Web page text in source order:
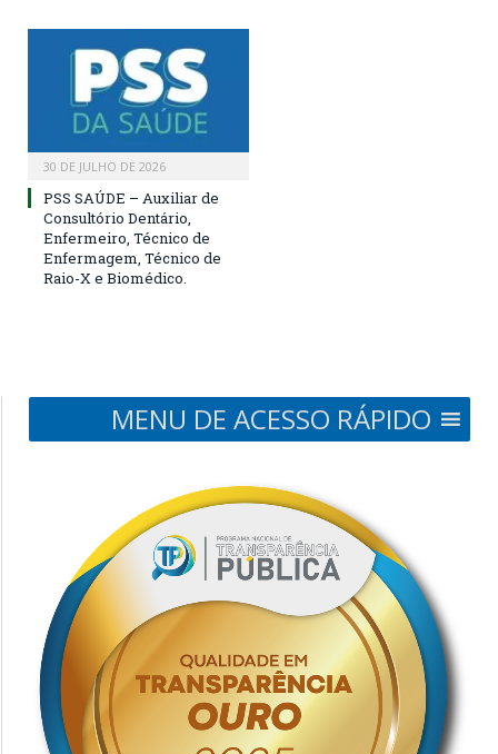
30 DE JULHO DE 2026
PSS SAÚDE – Auxiliar de
Consultório Dentário,
Enfermeiro, Técnico de
Enfermagem, Técnico de
Raio-X e Biomédico.
MENU DE ACESSO RÁPIDO